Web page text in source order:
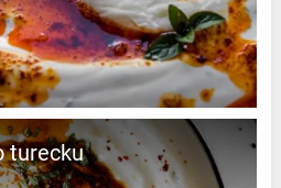
turecku